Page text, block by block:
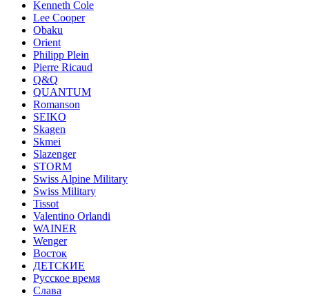
Kenneth Cole
Lee Cooper
Obaku
Orient
Philipp Plein
Pierre Ricaud
Q&Q
QUANTUM
Romanson
SEIKO
Skagen
Skmei
Slazenger
STORM
Swiss Alpine Military
Swiss Military
Tissot
Valentino Orlandi
WAINER
Wenger
Восток
ДЕТСКИЕ
Русское время
Слава